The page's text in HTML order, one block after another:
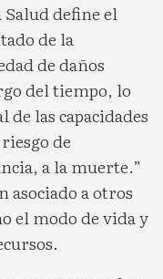
define el
de la
de daños
del tiempo, lo
de las capacidades
de
a la muerte.”
asociado a otros
el modo de vida y